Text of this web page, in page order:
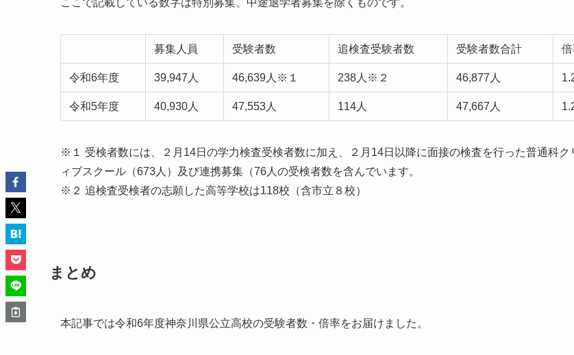
ここで記載している数字は特別募集、中途退学者募集を除くものです。
募集人員 受験者数 追検査受験者数 受験者数合計
令和6年度 39,947人 46,639人※１ 238人※２ 46,877人
令和5年度 40,930人 47,553人 114人 47,667人
※１ 受検者数には、２月14日の学力検査受検者数に加え、２月14日以降に面接の検査を行った普通科ク
ィブスクール（673人）及び連携募集（76人の受検者数を含んでいます。
※２ 追検査受検者の志願した高等学校は118校（含市立８校）
まとめ
本記事では令和6年度神奈川県公立高校の受験者数・倍率をお届けました。